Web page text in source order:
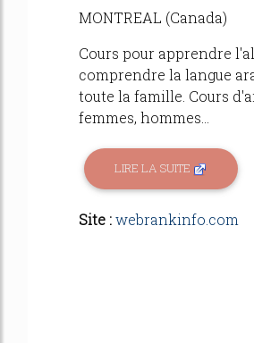
MONTREAL (Canada)
Cours pour apprendre
comprendre la langue
toute la famille. Cours
femmes, hommes...
LIRE LA SUITE
Site :webrankinfo.com